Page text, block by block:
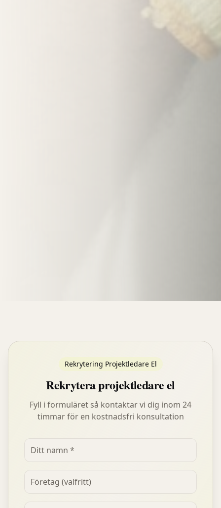
Rekrytering Projektledare El
Rekrytera projektledare el
Fyll i formuläret så kontaktar vi dig inom 24
timmar för en kostnadsfri konsultation